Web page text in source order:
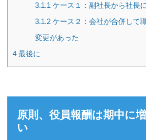
3.1.1 ケース１：副社長から社長
3.1.2ケース２：会社が合併して
変更があった
4 最後に
原則、役員報酬は期中に
い